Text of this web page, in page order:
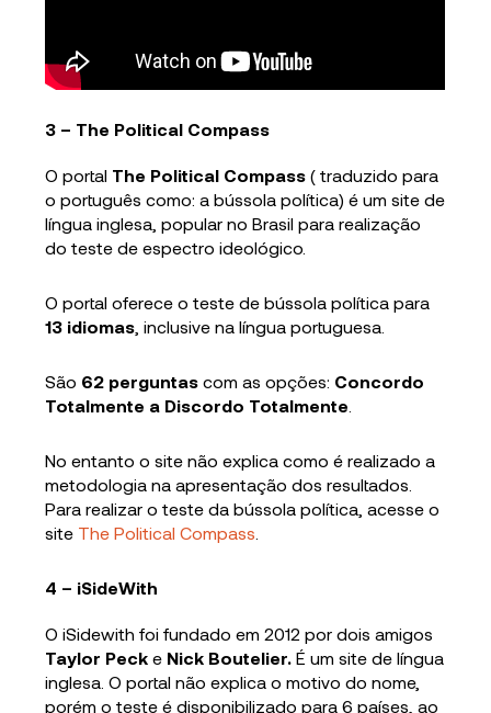
3 – The Political Compass
O portal The Political Compass( traduzido para
o português como: a bússola política) é um site de
língua inglesa, popular no Brasil para realização
do teste de espectro ideológico.
O portal oferece o teste de bússola política para
13 idiomas , inclusive na língua portuguesa.
São 62 perguntas com as opções: Concordo
Totalmente a Discordo Totalmente
No entanto o site não explica como é realizado a
metodologia na apresentação dos resultados.
Para realizar o teste da bússola política, acesse o
site The Political Compass
4 – iSideWith
O iSidewith foi fundado em 2012 por dois amigos
Taylor Peck e Nick Boutelier.É um site de língua
inglesa. O portal não explica o motivo do nome,
porém o teste é disponibilizado para 6 países, ao